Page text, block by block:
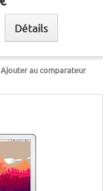
Détails
Ajouter au comparateur